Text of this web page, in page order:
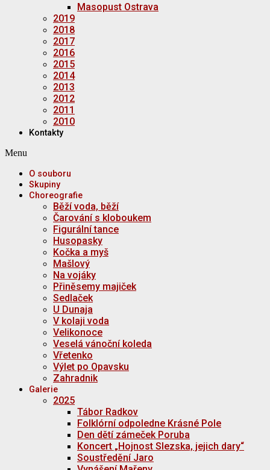
Masopust Ostrava
2019
2018
2017
2016
2015
2014
2013
2012
2011
2010
Kontakty
Menu
O souboru
Skupiny
Choreografie
Běží voda, běží
Čarování s kloboukem
Figurální tance
Husopasky
Kočka a myš
Mašlový
Na vojáky
Přiněsemy majiček
Sedlaček
U Dunaja
V kolaji voda
Velikonoce
Veselá vánoční koleda
Vřetenko
Výlet po Opavsku
Zahradnik
Galerie
2025
Tábor Radkov
Folklórní odpoledne Krásné Pole
Den dětí zámeček Poruba
Koncert „Hojnost Slezska, jejich dary“
Soustředění Jaro